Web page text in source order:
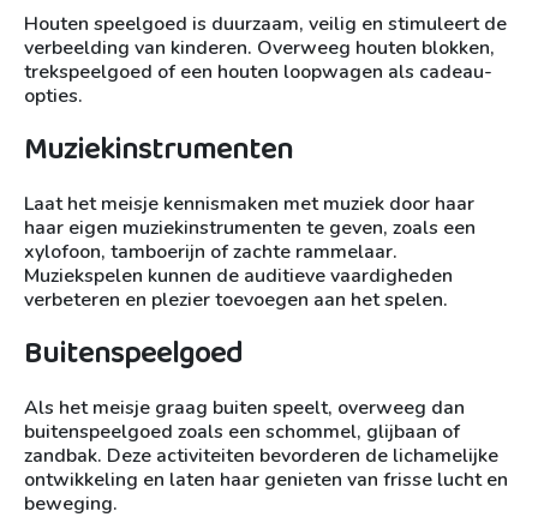
Houten speelgoed is duurzaam, veilig en stimuleert de
verbeelding van kinderen. Overweeg houten blokken,
trekspeelgoed of een houten loopwagen als cadeau-
opties.
Muziekinstrumenten
Laat het meisje kennismaken met muziek door haar
haar eigen muziekinstrumenten te geven, zoals een
xylofoon, tamboerijn of zachte rammelaar.
Muziekspelen kunnen de auditieve vaardigheden
verbeteren en plezier toevoegen aan het spelen.
Buitenspeelgoed
Als het meisje graag buiten speelt, overweeg dan
buitenspeelgoed zoals een schommel, glijbaan of
zandbak. Deze activiteiten bevorderen de lichamelijke
ontwikkeling en laten haar genieten van frisse lucht en
beweging.